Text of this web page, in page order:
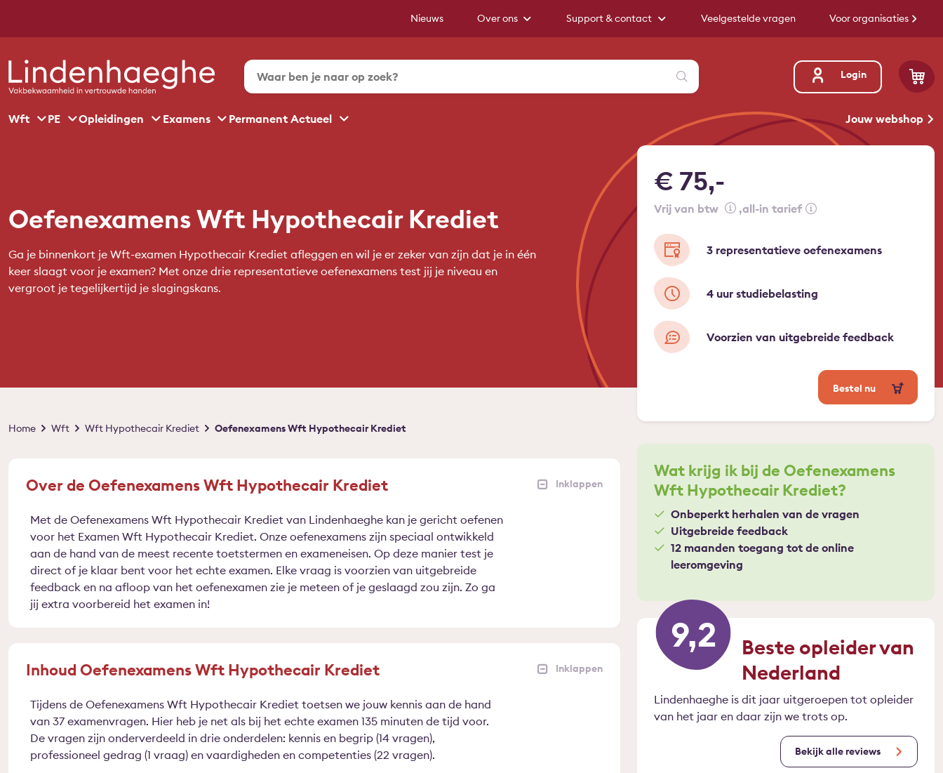
Nieuws Over ons Support & contact Veelgestelde vragen Voor organisaties
Zoeken Login
Wft PE Opleidingen Examens Permanent Actueel Jouw webshop
Oefenexamens Wft Hypothecair Krediet
Ga je binnenkort je Wft-examen Hypothecair Krediet afleggen en wil je er zeker van zijn dat je in één
keer slaagt voor je examen? Met onze drie representatieve oefenexamens test jij je niveau en
vergroot je tegelijkertijd je slagingskans.
€ 75,-
vrij van btw all-in tarief
3 representatieve oefenexamens
4 uur studiebelasting
Voorzien van uitgebreide feedback
Bestel nu
Kruimelpad
Home Wft Wft Hypothecair Krediet Oefenexamens Wft Hypothecair Krediet
Over de Oefenexamens Wft Hypothecair Krediet
Met de Oefenexamens Wft Hypothecair Krediet van Lindenhaeghe kan je gericht oefenen
voor het Examen Wft Hypothecair Krediet. Onze oefenexamens zijn speciaal ontwikkeld
aan de hand van de meest recente toetstermen en exameneisen. Op deze manier test je
direct of je klaar bent voor het echte examen. Elke vraag is voorzien van uitgebreide
feedback en na afloop van het oefenexamen zie je meteen of je geslaagd zou zijn. Zo ga
jij extra voorbereid het examen in!
Inhoud Oefenexamens Wft Hypothecair Krediet
Tijdens de Oefenexamens Wft Hypothecair Krediet toetsen we jouw kennis aan de hand
van 37 examenvragen. Hier heb je net als bij het echte examen 135 minuten de tijd voor.
De vragen zijn onderverdeeld in drie onderdelen: kennis en begrip (14 vragen),
professioneel gedrag (1 vraag) en vaardigheden en competenties (22 vragen).
Wat krijg ik bij de Oefenexamens
Wft Hypothecair Krediet?
Onbeperkt herhalen van de vragen
Uitgebreide feedback
12 maanden toegang tot de online
leeromgeving
9,2
Beste opleider van
Nederland
Lindenhaeghe is dit jaar uitgeroepen tot opleider
van het jaar en daar zijn we trots op.
Bekijk alle reviews